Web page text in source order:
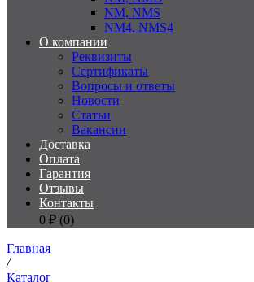
NM, NMS
NM4, NMS4
О компании
Реквизиты
Сертификаты
Вопросы и ответы
Новости
Статьи
Вакансии
Доставка
Оплата
Гарантия
Отзывы
Контакты
0 ₽ (0)
Главная
/
Каталог